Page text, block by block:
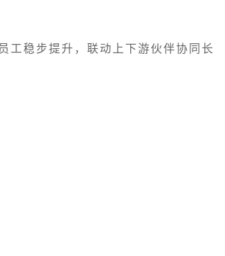
工稳步提升，联动上下游伙伴协同长